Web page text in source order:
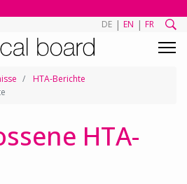
DE | EN | FR
HTA-Berichte
HTA-